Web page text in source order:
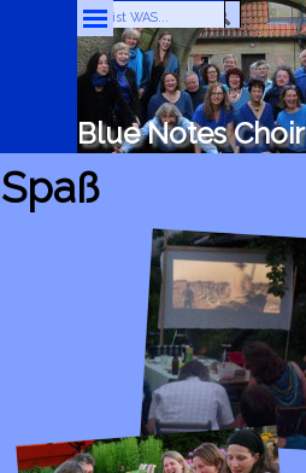
Direkt zum Seiteninhalt
Menü überspringen
Blue Notes Choir
Spaß